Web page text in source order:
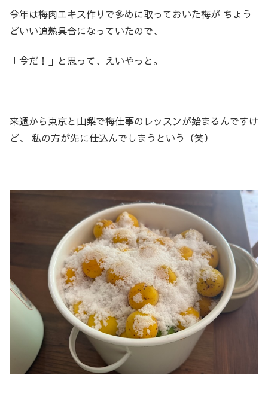
今年は梅肉エキス作りで多めに取っておいた梅が ちょう
どいい追熟具合になっていたので、
「今だ！」と思って、えいやっと。
来週から東京と山梨で梅仕事のレッスンが始まるんですけ
ど、 私の方が先に仕込んでしまうという（笑）